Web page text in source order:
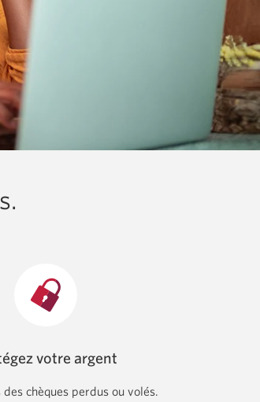
votre argent
chèques perdus ou volés.